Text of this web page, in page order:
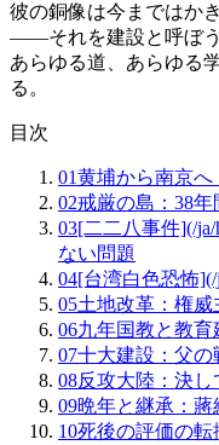
彼の銅像は今まではか
――それを建設と呼ぼ
あらゆる道、あらゆる
る。
目次
01黄埔から南京へ
02戒厳の島：38年
03[二二八事件](/ja/
ない問題
04[台湾白色恐怖](/
05土地改革：権
06九年国教と教育
07十大建設：父の
08反攻大陸：決
09晩年と継承：蔣
10死後の評価の転